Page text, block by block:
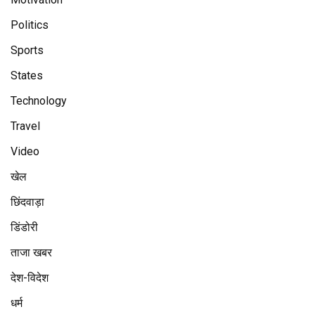
Politics
Sports
States
Technology
Travel
Video
खेल
छिंदवाड़ा
डिंडोरी
ताजा खबर
देश-विदेश
धर्म